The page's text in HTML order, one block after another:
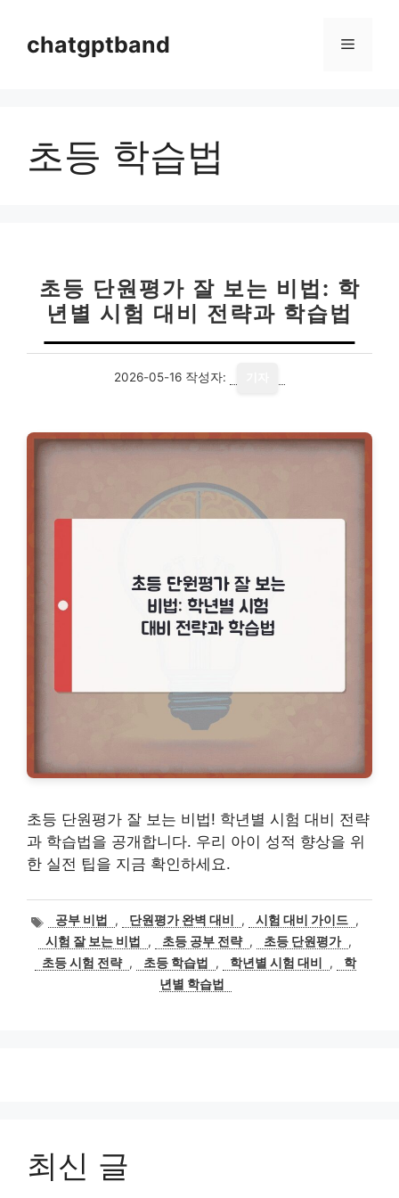
chatgptband 메
초등 학습법
초등 단원평가 잘 보는 비법: 학
년별 시험 대비 전략과 학습법
2026-05-16 작성자:
초등 단원평가 잘 보는 비법! 학년별 시험 대비 전략
과 학습법을 공개합니다. 우리 아이 성적 향상을 위
한 실전 팁을 지금 확인하세요.
태
그
공부 비법 , 단원평가 완벽 대비 , 시험 대비 가이드 ,
시험 잘 보는 비법
, 초등 공부 전략 , 초등 단원평가 ,
초등 시험 전략 , 초등 학습법 , 학년별 시험 대비 ,
학
년별 학습법
최신 글